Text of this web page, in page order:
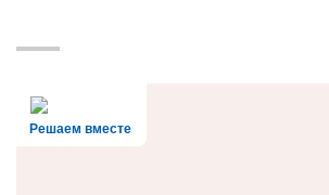
Решаем вместе